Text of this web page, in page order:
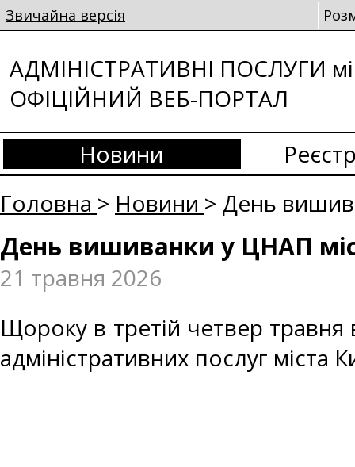
Звичайна версія
АДМІНІСТРАТИВНІ ПОСЛУГИ
ОФІЦІЙНИЙ ВЕБ-ПОРТАЛ
Новини
Головна > Новини > День
День вишиванки у ЦНАП
21 травня 2026
Щороку в третій четвер
адміністративних послуг міста